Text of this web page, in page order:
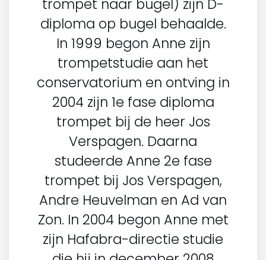
trompet naar bugel) zijn D-
diploma op bugel behaalde.
In 1999 begon Anne zijn
trompetstudie aan het
conservatorium en ontving in
2004 zijn 1e fase diploma
trompet bij de heer Jos
Verspagen. Daarna
studeerde Anne 2e fase
trompet bij Jos Verspagen,
Andre Heuvelman en Ad van
Zon. In 2004 begon Anne met
zijn Hafabra-directie studie